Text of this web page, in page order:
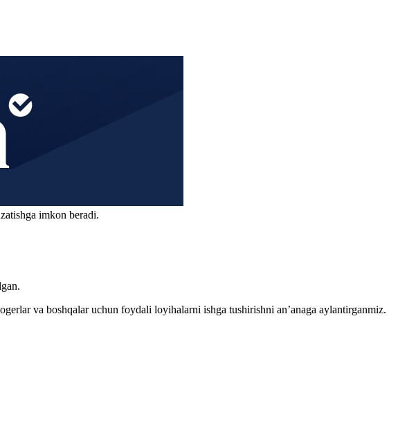
imkon beradi.
va boshqalar uchun foydali loyihalarni ishga tushirishni an’anaga aylantirganmiz.